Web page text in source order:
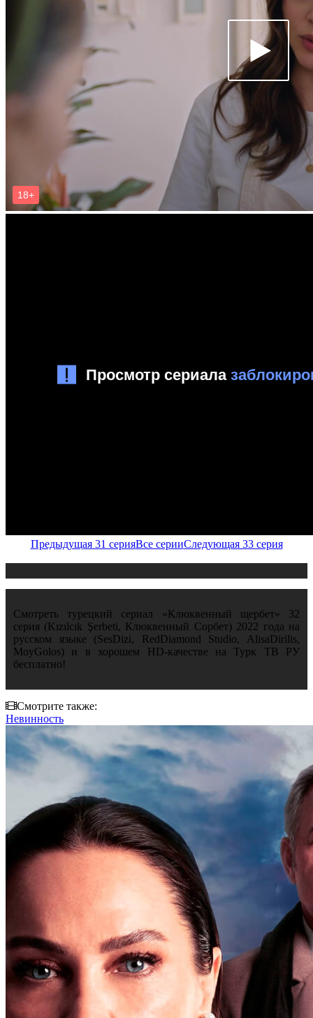
Предыдущая 31 серияВсе серииСледующая 33 серия
Смотреть турецкий сериал «Клюквенный щербет» 32
серия (Kızılcık Şerbeti, Клюквенный Сорбет) 2022 года на
русском языке (SesDizi, RedDiamond Studio, AlisaDirilis,
MoyGolos) и в хорошем HD-качестве на Турк ТВ РУ
бесплатно!
Смотрите также:
Невинность